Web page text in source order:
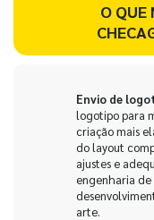
O QUE
Envio de
logotipo para
criação mais
do layout
ajustes e
engenharia de
arte.